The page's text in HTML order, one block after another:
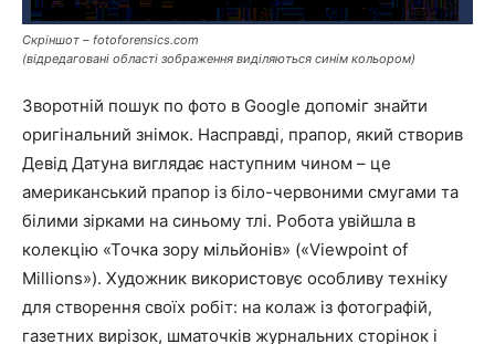
Скріншот – fotoforensics.com
(відредаговані області зображення виділяються синім кольором)
Зворотній пошук по фото в Google допоміг знайти
оригінальний знімок. Насправді, прапор, який створив
Девід Датуна виглядає наступним чином – це
американський прапор із біло-червоними смугами та
білими зірками на синьому тлі. Робота увійшла в
колекцію «Точка зору мільйонів» («Viewpoint of
Millions»). Художник використовує особливу техніку
для створення своїх робіт: на колаж із фотографій,
газетних вирізок, шматочків журнальних сторінок і